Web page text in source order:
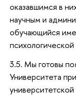
оказавшимся в
научным и
обучающийся
3.5. Мы готовы
Университета
университетской